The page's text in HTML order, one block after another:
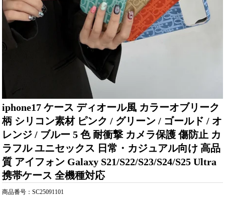
iphone17 ケース ディオール風 カラーオブリーク
柄 シリコン素材 ピンク / グリーン / ゴールド / オ
レンジ / ブルー 5 色 耐衝撃 カメラ保護 傷防止 カ
ラフル ユニセックス 日常・カジュアル向け 高品
質 アイフォン Galaxy S21/S22/S23/S24/S25 Ultra
携帯ケース 全機種対応
商品番号：SC25091101